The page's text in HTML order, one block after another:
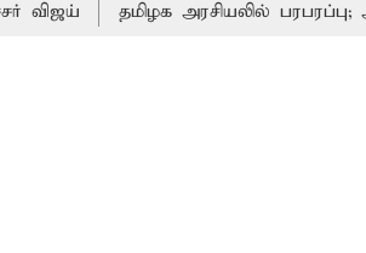
தமிழக அரசியலில் பரபரப்பு;